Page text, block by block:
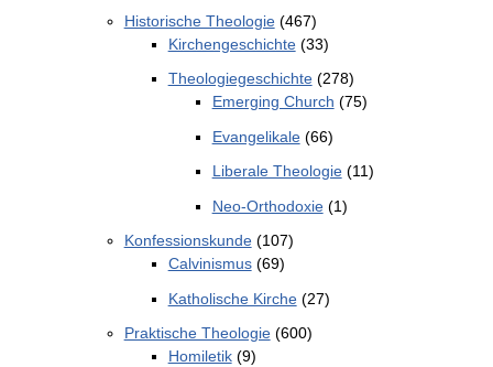
Historische Theologie(467)
Kirchengeschichte(33)
Theologiegeschichte(278)
Emerging Church (75)
Evangelikale(66)
Liberale Theologie(11)
Neo-Orthodoxie(1)
Konfessionskunde(107)
Calvinismus(69)
Katholische Kirche(27)
Praktische Theologie(600)
Homiletik(9)